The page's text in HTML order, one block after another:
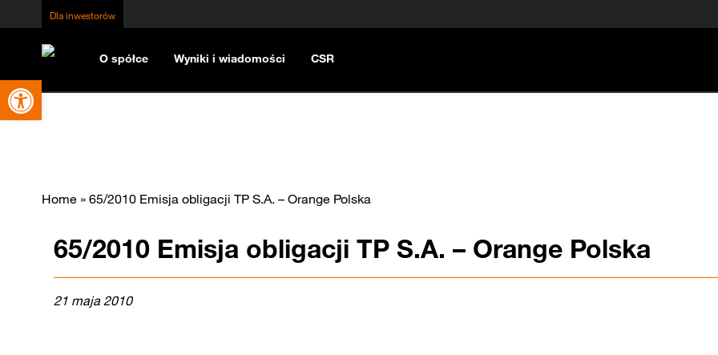
Otwórz pasek narzędzi
Dla inwestorów
O spółce Wyniki i wiadomości CSR
Home » 65/2010 Emisja obligacji TP S.A. – Orange Polska
65/2010 Emisja obligacji TP S.A. – Orange Polska
21 maja 2010